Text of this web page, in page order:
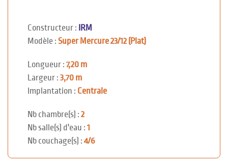
Constructeur :
IRM
Modèle : Super Mercure 23/12 (Plat)
Longueur : 7,20 m
Largeur : 3,70 m
Implantation : Centrale
Nb chambre(s) : 2
Nb salle(s) d'eau : 1
Nb couchage(s) : 4/6